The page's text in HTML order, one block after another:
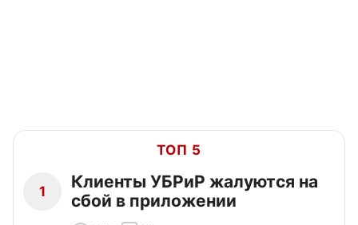
ТОП 5
1
Клиенты УБРиР жалуются на
сбой в приложении